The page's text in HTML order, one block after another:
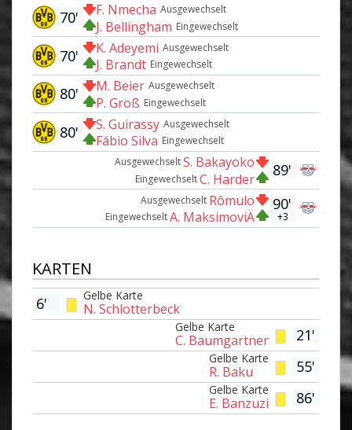
Ausgewechselt
F. Nmecha
Eingewechselt
J. Bellingham
70'
Ausgewechselt
K. Adeyemi
Eingewechselt
J. Brandt
70'
Ausgewechselt
M. Beier
Eingewechselt
P. Groß
80'
Ausgewechselt
S. Guirassy
Eingewechselt
Fábio Silva
80'
89'
AusgewechseltS. Bakayoko
EingewechseltC. Harder
90'
+3
Ausgewechselt Rômulo
EingewechseltA. MaksimoviÄ
KARTEN
Gelbe Karte
N. Schlotterbeck
6'
21'
Gelbe Karte
C. Baumgartner
55'
Gelbe Karte
R. Baku
86'
Gelbe Karte
E. Banzuzi